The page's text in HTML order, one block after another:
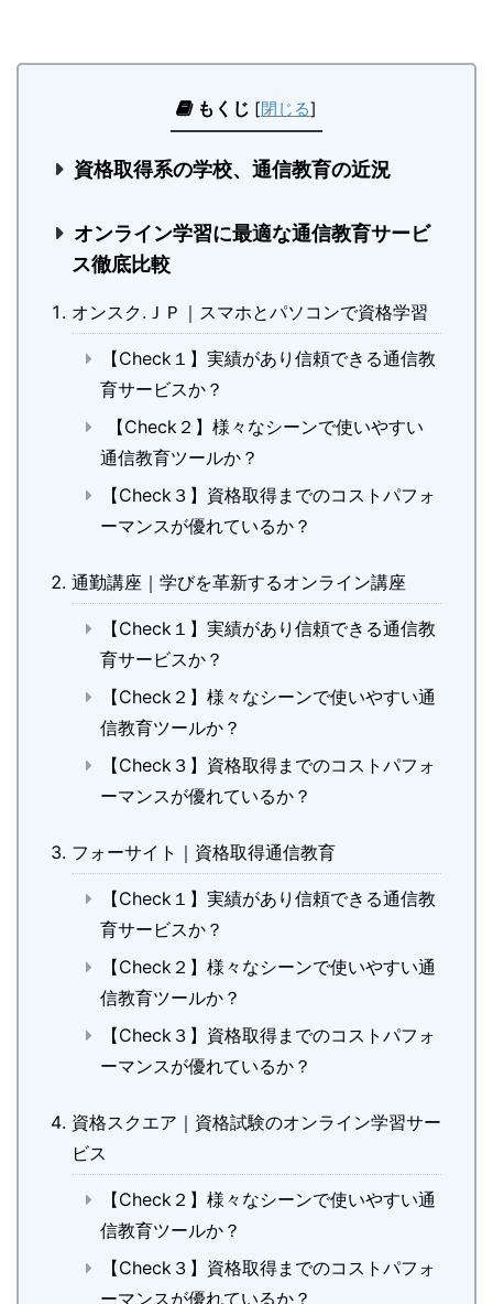
もくじ [閉じる]
資格取得系の学校、通信教育の近況
オンライン学習に最適な通信教育サービ
ス徹底比較
オンスク.ＪＰ｜スマホとパソコンで資格学習
【Check１】実績があり信頼できる通信教
育サービスか？
【Check２】様々なシーンで使いやすい
通信教育ツールか？
【Check３】資格取得までのコストパフォ
ーマンスが優れているか？
通勤講座｜学びを革新するオンライン講座
【Check１】実績があり信頼できる通信教
育サービスか？
【Check２】様々なシーンで使いやすい通
信教育ツールか？
【Check３】資格取得までのコストパフォ
ーマンスが優れているか？
フォーサイト｜資格取得通信教育
【Check１】実績があり信頼できる通信教
育サービスか？
【Check２】様々なシーンで使いやすい通
信教育ツールか？
【Check３】資格取得までのコストパフォ
ーマンスが優れているか？
資格スクエア｜資格試験のオンライン学習サー
ビス
【Check２】様々なシーンで使いやすい通
信教育ツールか？
【Check３】資格取得までのコストパフォ
ーマンスが優れているか？